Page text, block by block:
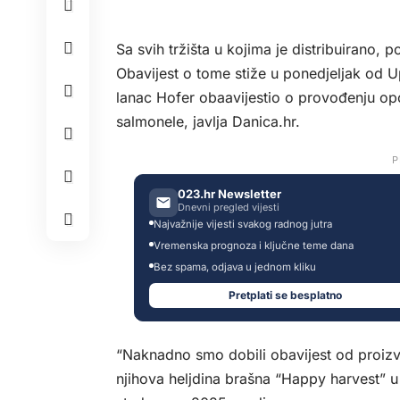
Sa svih tržišta u kojima je distribuirano,
Obavijest o tome stiže u ponedjeljak od
lanac Hofer obaavijestio o provođenju
salmonele, javlja Danica.hr.
023.hr Newsletter
Dnevni pregled vijesti
Najvažnije vijesti svakog radnog jutra
Vremenska prognoza i ključne teme dana
Bez spama, odjava u jednom kliku
Pretplati se besplatno
“Naknadno smo dobili obavijest od
njihova heljdina brašna “Happy